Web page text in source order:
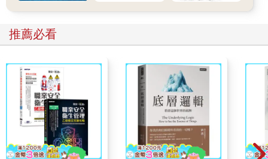
很清楚，要是他們兩個也在車上，芊穗絕對會氣死的。
遠，從家裡開車過來大概十分鐘就能到了。
這時的車站裡已經沒有其他人，綺媚轉頭看了一下，周圍的商店
都已拉下鐵門，一起出站的乘客也都走到一個不剩了。
整個車站寂靜無聲，整個空間彷彿只剩下綺媚一個人，儘管不是
第一次見到這副安靜的情景，但綺媚還是難以想像，白天時人聲
鼎沸的祈安車站，竟然也有這麼安靜的時候……
啪嘰。
一個聲響吸引了綺媚的注意。
那是一聲極其細小、像是什麼東西輕輕碰撞的聲音。
是來清場的保全嗎？綺媚轉頭一看，可是身後卻只有默默站著的
推薦必看